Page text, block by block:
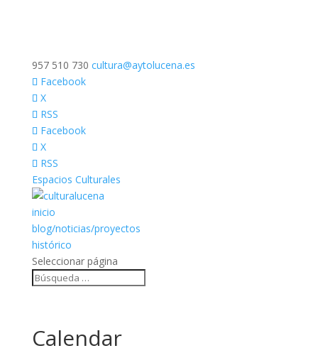
957 510 730 cultura@aytolucena.es
Facebook
X
RSS
Facebook
X
RSS
Espacios Culturales
inicio
blog/noticias/proyectos
histórico
Seleccionar página
Calendar